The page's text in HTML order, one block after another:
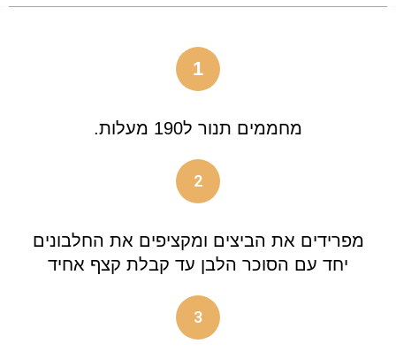
1
מחממים תנור ל190 מעלות.
2
מפרידים את הביצים ומקציפים את החלבונים
יחד עם הסוכר הלבן עד קבלת קצף אחיד
3